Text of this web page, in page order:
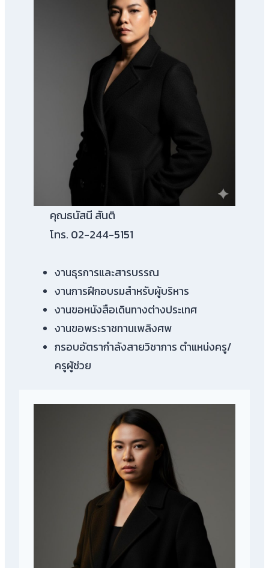
คุณธนัสนี สันติ
โทร. 02-244-5151
งานธุรการและสารบรรณ
งานการฝึกอบรมสำหรับผู้บริหาร
งานขอหนังสือเดินทางต่างประเทศ
งานขอพระราชทานเพลิงศพ
กรอบอัตรากำลังสายวิชาการ ตำแหน่งครู/
ครูผู้ช่วย